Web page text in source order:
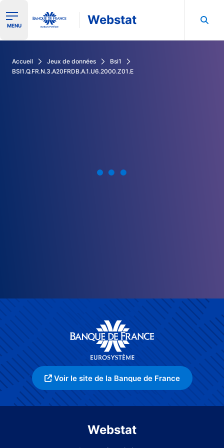
Ouvrir le menu de navigation
MENU Webstat
Accueil Jeux de données
Bsi1
BSI1.Q.FR.N.3.A20FRDB.A.1.U6.2000.Z01.E
Voir le site de la Banque de France
Webstat